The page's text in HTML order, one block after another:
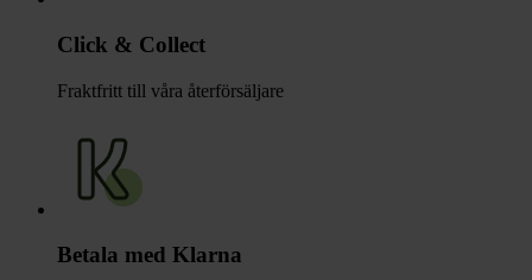
Click & Collect
Fraktfritt till våra återförsäljare
Betala med Klarna